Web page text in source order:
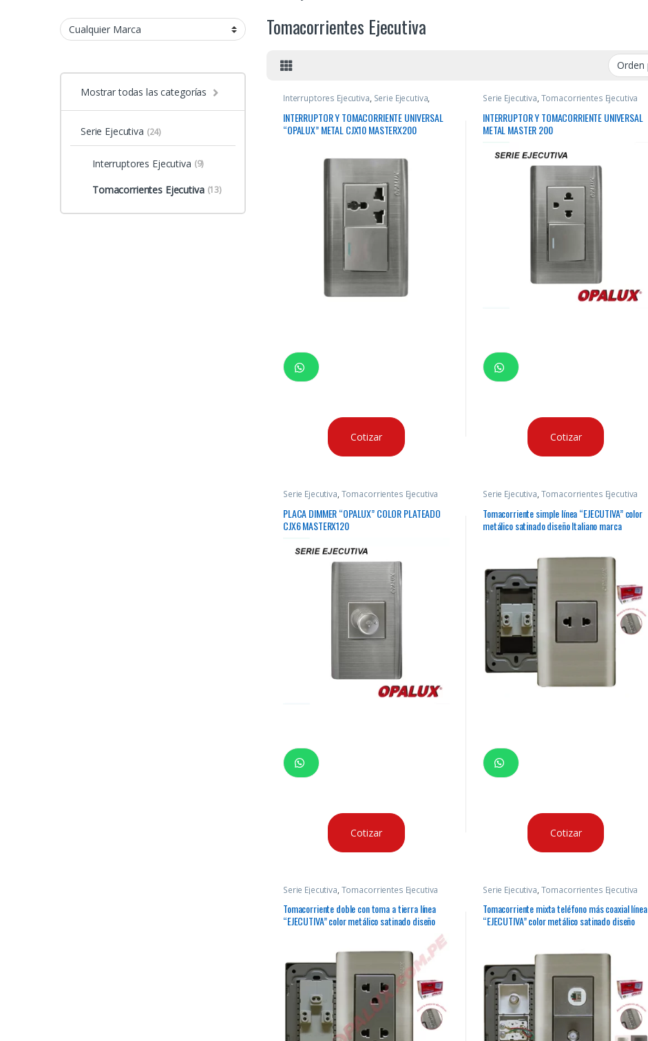
Tomacorrientes Ejecutiva
Interruptores Ejecutiva, Serie Ejecutiva,
Tomacorrientes Ejecutiva
INTERRUPTOR Y TOMACORRIENTE UNIVERSAL
“OPALUX” METAL CJX10 MASTERX200
Cotizar
Serie Ejecutiva, Tomacorrientes Ejecutiva
INTERRUPTOR Y TOMACORRIENTE UNIVERSAL
METAL MASTER 200
Cotizar
Serie Ejecutiva, Tomacorrientes Ejecutiva
PLACA DIMMER “OPALUX” COLOR PLATEADO
CJX6 MASTERX120
Cotizar
Serie Ejecutiva, Tomacorrientes Ejecutiva
Tomacorriente simple línea “EJECUTIVA” color
metálico satinado diseño Italiano marca
Cotizar
Serie Ejecutiva, Tomacorrientes Ejecutiva
Tomacorriente doble con toma a tierra línea
“EJECUTIVA” color metálico satinado diseño
Serie Ejecutiva, Tomacorrientes Ejecutiva
Tomacorriente mixta teléfono más coaxial línea
“EJECUTIVA” color metálico satinado diseño
Mostrar todas las categorías
Serie Ejecutiva (24)
Interruptores Ejecutiva (9)
Tomacorrientes Ejecutiva (13)